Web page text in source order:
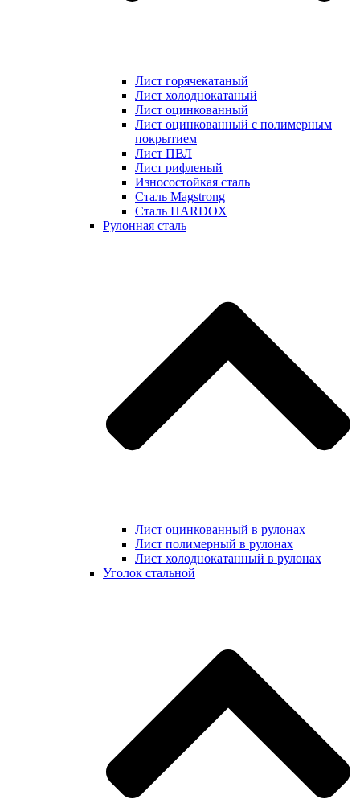
Лист горячекатаный
Лист холоднокатаный
Лист оцинкованный
Лист оцинкованный с полимерным
покрытием
Лист ПВЛ
Лист рифленый
Износостойкая сталь
Сталь Magstrong
Сталь HARDOX
Рулонная сталь
Лист оцинкованный в рулонах
Лист полимерный в рулонах
Лист холоднокатанный в рулонах
Уголок стальной